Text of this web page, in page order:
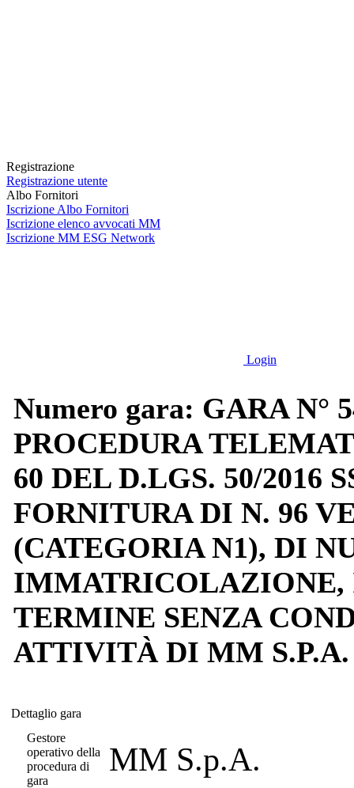
Registrazione
Registrazione utente
Albo Fornitori
Iscrizione Albo Fornitori
Iscrizione elenco avvocati MM
Iscrizione MM ESG Network
Login
Numero gara: GARA N°
PROCEDURA
60 DEL D.LGS. 50/2016
FORNITURA DI N. 96
(CATEGORIA N1), DI
IMMATRICOLAZIONE,
TERMINE SENZA
ATTIVITÀ DI MM S.P.A.
Dettaglio gara
Gestore
operativo della
procedura di
gara
MM S.p.A.